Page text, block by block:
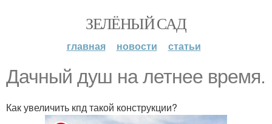
ЗЕЛЁНЫЙ САД
главная новости статьи
Дачный душ на летнее время.
Как увеличить кпд такой конструкции?